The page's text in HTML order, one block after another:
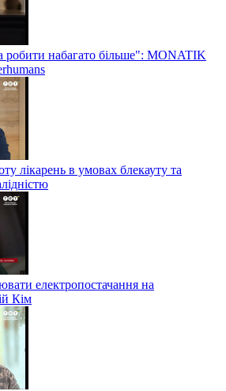
набагато більше": MONATIK
лікарень в умовах блекауту та
електропостачання на
Кім